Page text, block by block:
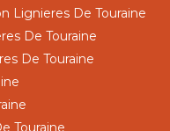
Lignieres De Touraine
De Touraine
De Touraine
Touraine